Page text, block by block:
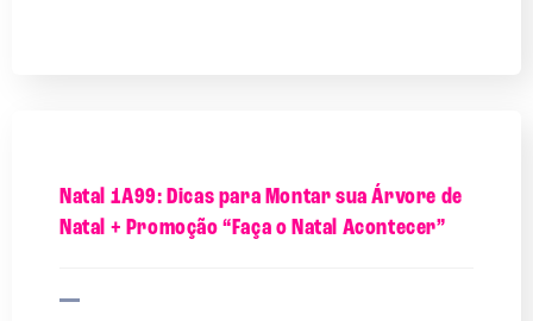
Natal 1A99: Dicas para Montar sua Árvore de
Natal + Promoção “Faça o Natal Acontecer”